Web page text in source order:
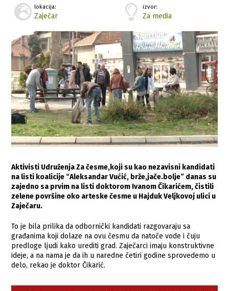
lokacija:
Zaječar
izvor:
Za media
Aktivisti Udruženja Za česme,koji su kao nezavisni kandidati
na listi koalicije “Aleksandar Vućić, brže,jače.bolje” danas su
zajedno sa prvim na listi doktorom Ivanom Čikarićem, čistili
zelene površine oko arteske česme u Hajduk Veljkovoj ulici u
Zaječaru.
To je bila prilika da odbornički kandidati razgovaraju sa
građanima koji dolaze na ovu česmu da natoče vode i čuju
predloge ljudi kako urediti grad. Zaječarci imaju konstruktivne
ideje, a na nama je da ih u naredne četiri godine sprovedemo u
delo, rekao je doktor Čikarić.